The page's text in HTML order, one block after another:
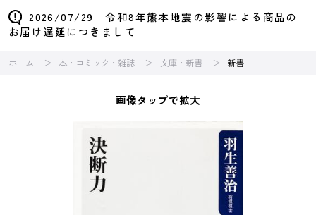
2026/07/29 令和8年熊本地震の影響による商品の
お届け遅延につきまして
ホーム 本・コミック・雑誌 文庫・新書 新書
画像タップで拡大